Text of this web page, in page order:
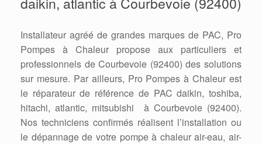
Installateur agréé de grandes marques de PAC, Pro
Pompes à Chaleur propose aux particuliers et
professionnels de Courbevoie (92400) des solutions
sur mesure. Par ailleurs, Pro Pompes à Chaleur est
le réparateur de référence de PAC daikin, toshiba,
hitachi, atlantic, mitsubishi à Courbevoie (92400).
Nos techniciens confirmés réalisent l’installation ou
le dépannage de votre pompe à chaleur air-eau, air-